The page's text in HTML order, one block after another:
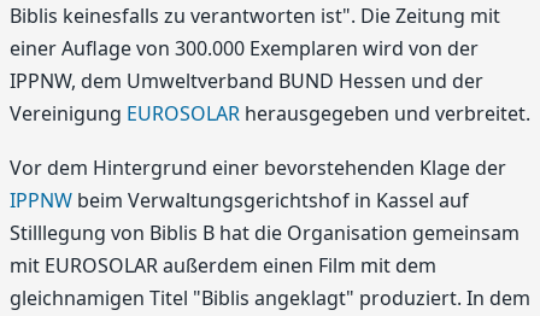
Biblis keinesfalls zu verantworten ist". Die Zeitung mit
einer Auflage von 300.000 Exemplaren wird von der
IPPNW, dem Umweltverband BUND Hessen und der
Vereinigung EUROSOLAR herausgegeben und verbreitet.
Vor dem Hintergrund einer bevorstehenden Klage der
IPPNW beim Verwaltungsgerichtshof in Kassel auf
Stilllegung von Biblis B hat die Organisation gemeinsam
mit EUROSOLAR außerdem einen Film mit dem
gleichnamigen Titel "Biblis angeklagt" produziert. In dem